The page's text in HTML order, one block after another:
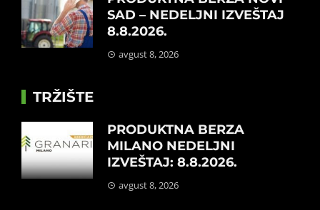
SAD – NEDELJNI IZVEŠTAJ
8.8.2026.
avgust 8, 2026
TRŽIŠTE
PRODUKTNA BERZA
MILANO NEDELJNI
IZVEŠTAJ: 8.8.2026.
avgust 8, 2026